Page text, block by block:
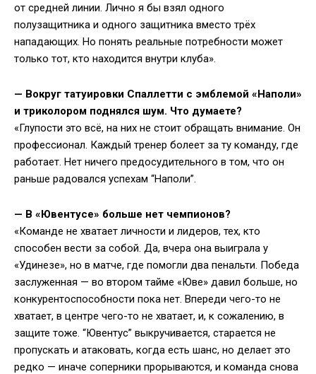
от средней линии. Лично я бы взял одного
полузащитника и одного защитника вместо трёх
нападающих. Но понять реальные потребности может
только тот, кто находится внутри клуба».
— Вокруг татуировки Спаллетти с эмблемой «Наполи»
и триколором поднялся шум. Что думаете?
«Глупости это всё, на них не стоит обращать внимание. Он
профессионал. Каждый тренер болеет за ту команду, где
работает. Нет ничего предосудительного в том, что он
раньше радовался успехам “Наполи”.
— В «Ювентусе» больше нет чемпионов?
«Команде не хватает личности и лидеров, тех, кто
способен вести за собой. Да, вчера она выиграла у
«Удинезе», но в матче, где помогли два пенальти. Победа
заслуженная — во втором тайме «Юве» давил больше, но
конкурентоспособности пока нет. Впереди чего-то не
хватает, в центре чего-то не хватает, и, к сожалению, в
защите тоже. “Ювентус” выкручивается, старается не
пропускать и атаковать, когда есть шанс, но делает это
редко — иначе соперники прорываются, и команда снова